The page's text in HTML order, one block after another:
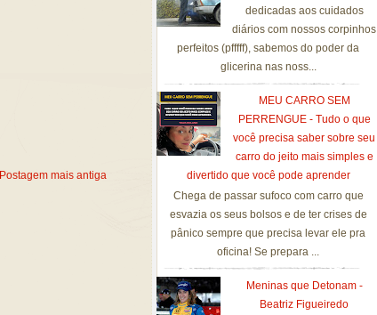
Postagem mais antiga
dedicadas aos cuidados
diários com nossos corpinhos
perfeitos (pfffff), sabemos do poder da
glicerina nas noss...
MEU CARRO SEM
PERRENGUE - Tudo o que
você precisa saber sobre seu
carro do jeito mais simples e
divertido que você pode aprender
Chega de passar sufoco com carro que
esvazia os seus bolsos e de ter crises de
pânico sempre que precisa levar ele pra
oficina! Se prepara ...
Meninas que Detonam -
Beatriz Figueiredo